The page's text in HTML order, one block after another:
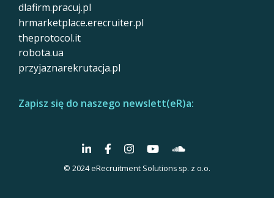
dlafirm.pracuj.pl
hrmarketplace.erecruiter.pl
theprotocol.it
robota.ua
przyjaznarekrutacja.pl
Zapisz się do naszego newslett(eR)a:
© 2024 eRecruitment Solutions sp. z o.o.